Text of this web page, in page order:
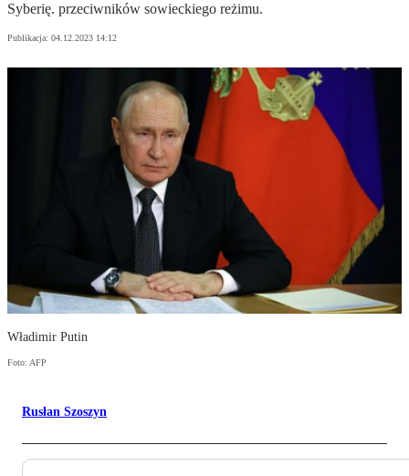
Syberię. przeciwników sowieckiego reżimu.
Publikacja: 04.12.2023 14:12
Władimir Putin
Foto: AFP
Rusłan Szoszyn